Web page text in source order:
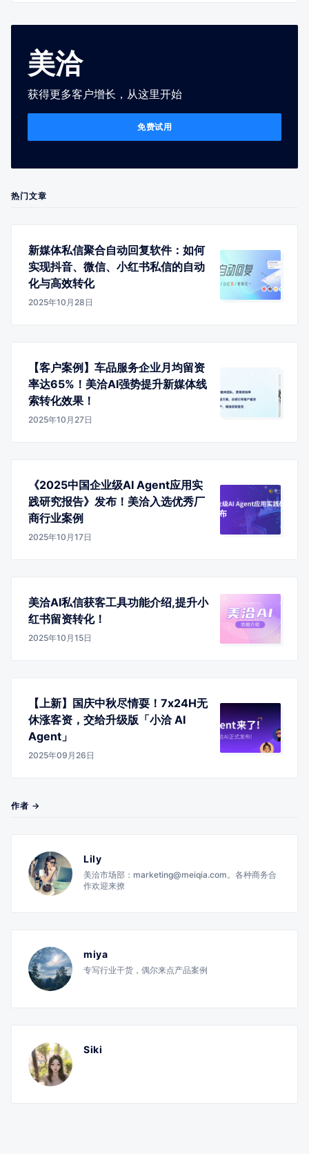
美洽
获得更多客户增长，从这里开始
免费试用
热门文章
新媒体私信聚合自动回复软件：如何
实现抖音、微信、小红书私信的自动
化与高效转化
2025年10月28日
【客户案例】车品服务企业月均留资
率达65%！美洽AI强势提升新媒体线
索转化效果！
2025年10月27日
《2025中国企业级AI Agent应用实
践研究报告》发布！美洽入选优秀厂
商行业案例
2025年10月17日
美洽AI私信获客工具功能介绍,提升小
红书留资转化！
2025年10月15日
【上新】国庆中秋尽情耍！7x24H无
休涨客资，交给升级版「小洽 AI
Agent」
2025年09月26日
作者 →
Lily
美洽市场部：marketing@meiqia.com。各种商务合
作欢迎来撩
miya
专写行业干货，偶尔来点产品案例
Siki